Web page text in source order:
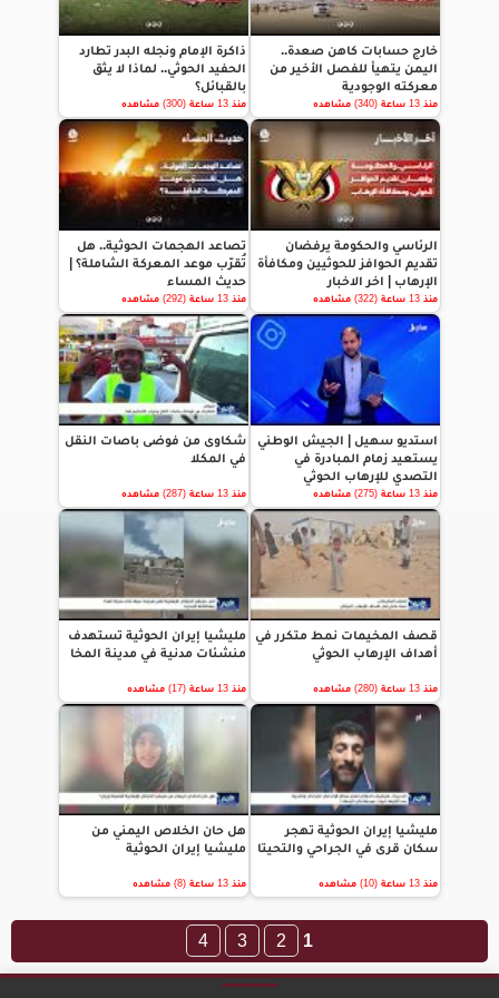
خارج حسابات كاهن صعدة..
اليمن يتهيأ للفصل الأخير من
معركته الوجودية
منذ 13 ساعة (340) مشاهده
ذاكرة الإمام ونجله البدر تطارد
الحفيد الحوثي.. لماذا لا يثق
بالقبائل؟
منذ 13 ساعة (300) مشاهده
الرئاسي والحكومة يرفضان
تقديم الحوافز للحوثيين ومكافأة
الإرهاب | اخر الاخبار
منذ 13 ساعة (322) مشاهده
تصاعد الهجمات الحوثية.. هل
تُقرّب موعد المعركة الشاملة؟ |
حديث المساء
منذ 13 ساعة (292) مشاهده
استديو سهيل | الجيش الوطني
يستعيد زمام المبادرة في
التصدي للإرهاب الحوثي
منذ 13 ساعة (275) مشاهده
شكاوى من فوضى باصات النقل
في المكلا
منذ 13 ساعة (287) مشاهده
قصف المخيمات نمط متكرر في
أهداف الإرهاب الحوثي
منذ 13 ساعة (280) مشاهده
مليشيا إيران الحوثية تستهدف
منشئات مدنية في مدينة المخا
منذ 13 ساعة (17) مشاهده
مليشيا إيران الحوثية تهجر
سكان قرى في الجراحي والتحيتا
منذ 13 ساعة (10) مشاهده
هل حان الخلاص اليمني من
مليشيا إيران الحوثية
منذ 13 ساعة (8) مشاهده
1
2
3
4